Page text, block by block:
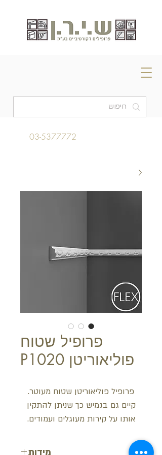
03-5377772
פרופיל שטוח
פוליאוריטן P1020
פרופיל פוליאוריטן שטוח מעוטר.
קיים גם בגמיש כך שניתן להתקין
אותו על קירות מעוגלים ועמודים.